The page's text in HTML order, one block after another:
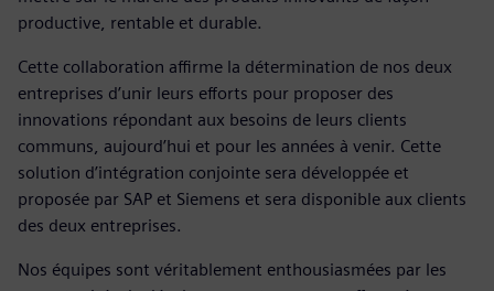
productive, rentable et durable.
Cette collaboration affirme la détermination de nos deux
entreprises d’unir leurs efforts pour proposer des
innovations répondant aux besoins de leurs clients
communs, aujourd’hui et pour les années à venir. Cette
solution d’intégration conjointe sera développée et
proposée par SAP et Siemens et sera disponible aux clients
des deux entreprises.
Nos équipes sont véritablement enthousiasmées par les